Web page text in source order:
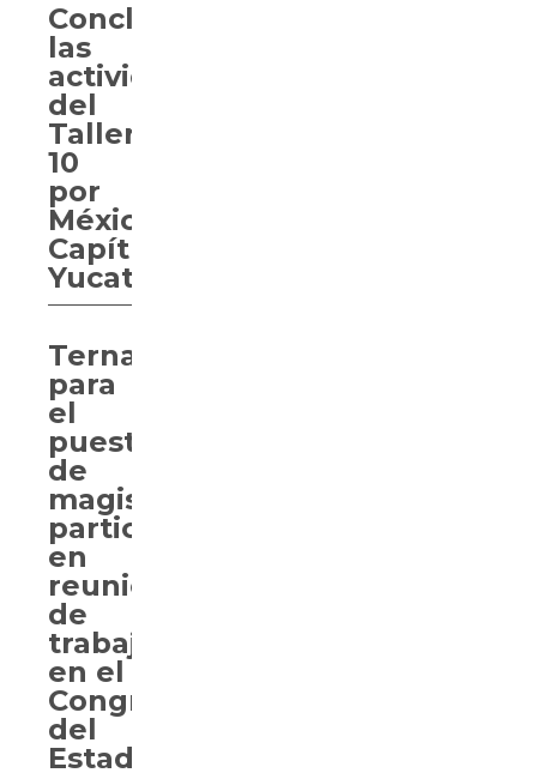
Concluyen
las
actividades
del
Taller
10
por
México
Capítulo
Yucatán
Ternas
para
el
puesto
de
magistrado
participarán
en
reunión
de
trabajo
en el
Congreso
del
Estado